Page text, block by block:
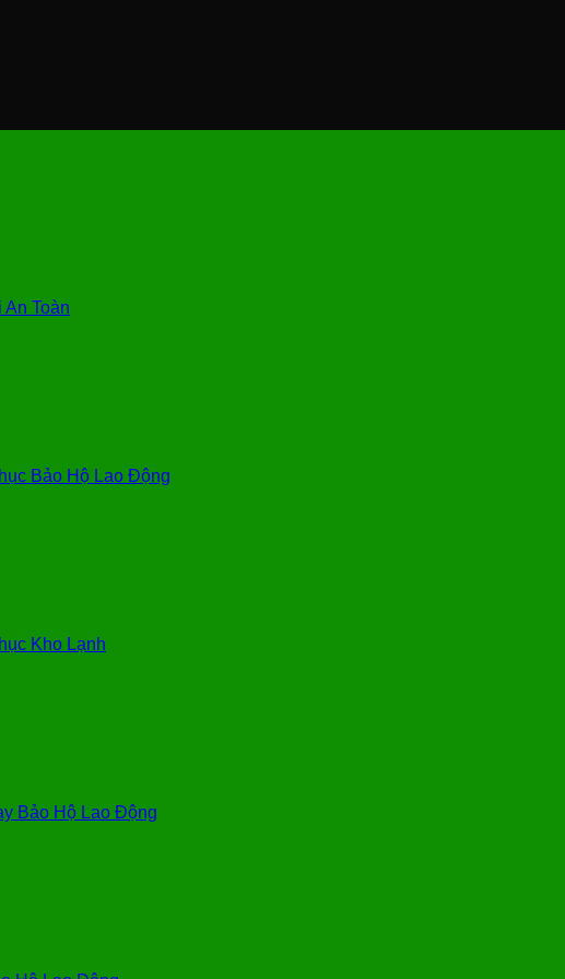
Toàn
Bảo Hộ Lao Động
Kho Lạnh
Bảo Hộ Lao Động